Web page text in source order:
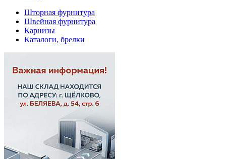
Шторная фурнитура
Швейная фурнитура
Карнизы
Каталоги, брелки